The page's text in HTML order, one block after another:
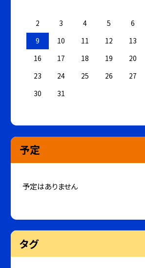
2
3 4 5 6
9
10 11 12 13
16
17 18 19 20
23
24 25 26 27
30
31
予定
予定はありません
タグ